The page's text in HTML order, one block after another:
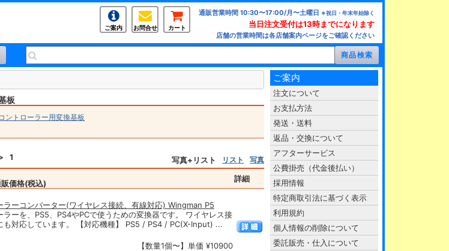
ご案内 お問合せ カート
通販営業時間 10:30〜17:00/月〜土曜日 ※祝日・年末年始除く
当日注文受付は13時までになります
店舗の営業時間は各店舗案内ページをご確認ください
板
ントローラー用変換基板
1 写真+リスト リスト 写真
価格(税込)
詳細
ラーコンバーター(ワイヤレス接続、有線対応) Wingman P5
ラーを、PS5、PS4やPCで使うための変換器です。 ワイヤレス接
も対応しています。 【対応機種】 PS5 / PS4 / PC(X-Input) ...
【数量1個〜】単価 ¥10900
ご案内
注文について
お支払方法
発送・送料
返品・交換について
アフターサービス
公費掛売（代金後払い）
採用情報
特定商取引法に基づく表示
利用規約
個人情報の削除について
委託販売・仕入について